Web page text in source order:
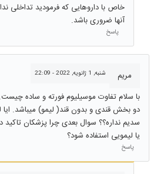
خاص با داروهایی که فرمودید تداخلی
آنها ضروری باشد.
پاسخ
مریم شنبه, 1 ژانویه, 2022 - 22:09
با سلام تفاوت موسیلیوم فورته و ساده
دو بخش قندی و بدون قند( لیمو) میباشد. ایا
سدیم نداره؟؟ سوال بعدی چرا پزشکان تاکید
یا لیمویی استفاده شود؟
پاسخ